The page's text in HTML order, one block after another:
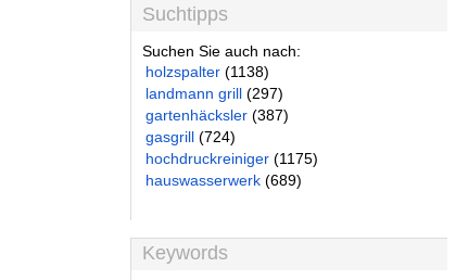
Suchtipps
Suchen Sie auch nach:
holzspalter (1138)
landmann grill (297)
gartenhäcksler (387)
gasgrill (724)
hochdruckreiniger (1175)
hauswasserwerk (689)
Keywords